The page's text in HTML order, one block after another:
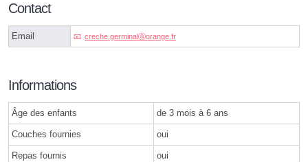
Contact
Email creche.germinalⓐorange.fr
Informations
Âge des enfants de 3 mois à 6 ans
Couches fournies oui
Repas fournis oui